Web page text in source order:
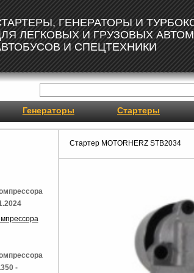
ГЕНЕРАТОРЫ И
ЛЕГКОВЫХ И ГРУЗОВЫХ
И СПЕЦТЕХНИКИ
Генераторы Стартеры
Стартер MOTORHERZ STB2034
-